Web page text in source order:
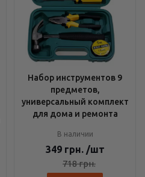
Набор инструментов 9
предметов,
универсальный комплект
для дома и ремонта
В наличии
349 грн. /шт
718грн.